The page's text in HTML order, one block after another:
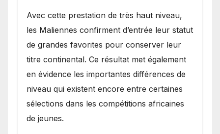
Avec cette prestation de très haut niveau,
les Maliennes confirment d’entrée leur statut
de grandes favorites pour conserver leur
titre continental. Ce résultat met également
en évidence les importantes différences de
niveau qui existent encore entre certaines
sélections dans les compétitions africaines
de jeunes.